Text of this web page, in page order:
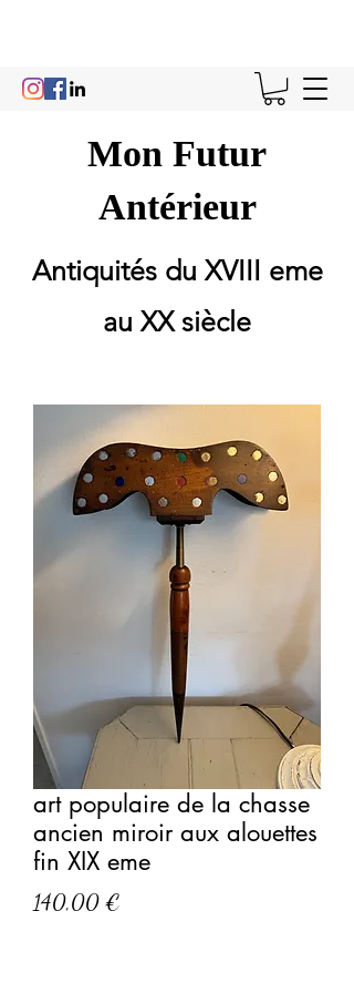
Mon Futur
Antérieur
Antiquités du XVIII eme
au XX siècle
art populaire de la chasse
ancien miroir aux alouettes
fin XIX eme
140,00 €